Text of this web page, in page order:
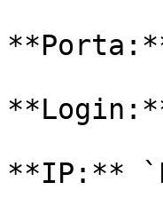
**Login:**
**IP:**